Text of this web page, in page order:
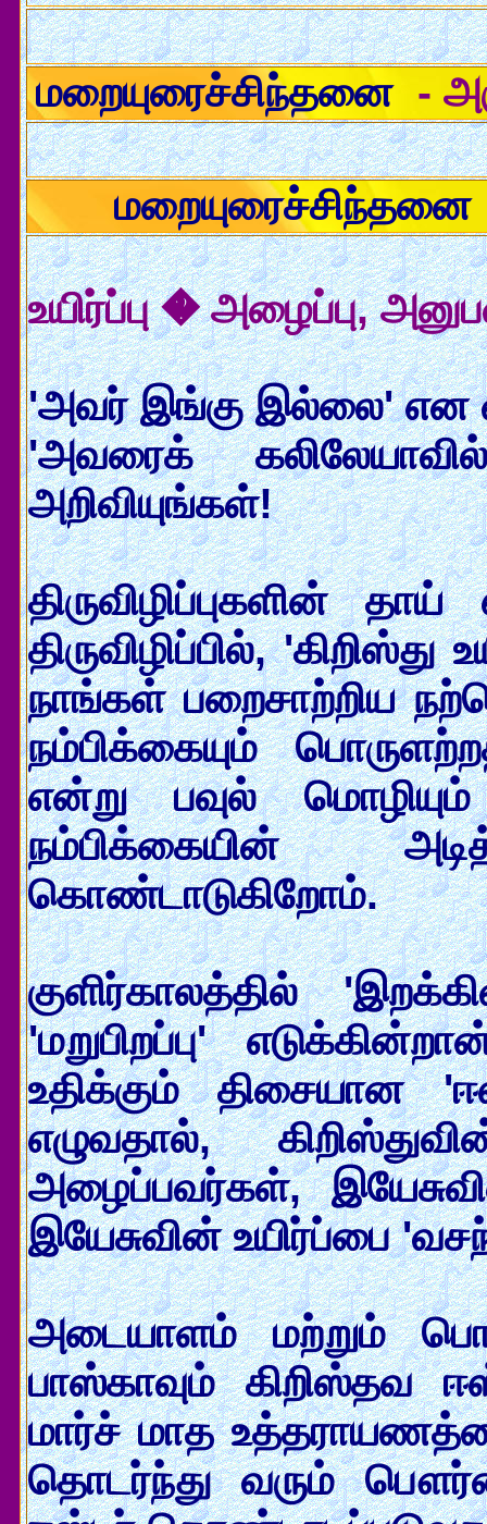
மறையுரைச்சிந்தனை -
மறையுரைச்சிந்தனை
உயிர்ப்பு � அழைப்பு,
'அவர் இங்கு இல்லை' என
'அவரைக்
அறிவியுங்கள்!
திருவிழிப்புகளின்
திருவிழிப்பில்,
நாங்கள் பறைசாற்றிய
நம்பிக்கையும்
என்று பவுல்
நம்பிக்கையின்
கொண்டாடுகிறோம்.
குளிர்காலத்தில்
'மறுபிறப்பு'
உதிக்கும் திசையான
எழுவதால்,
அழைப்பவர்கள்,
இயேசுவின் உயிர்ப்பை
அடையாளம் மற்றும்
பாஸ்காவும் கிறிஸ்தவ
மார்ச் மாத
தொடர்ந்து வரும்